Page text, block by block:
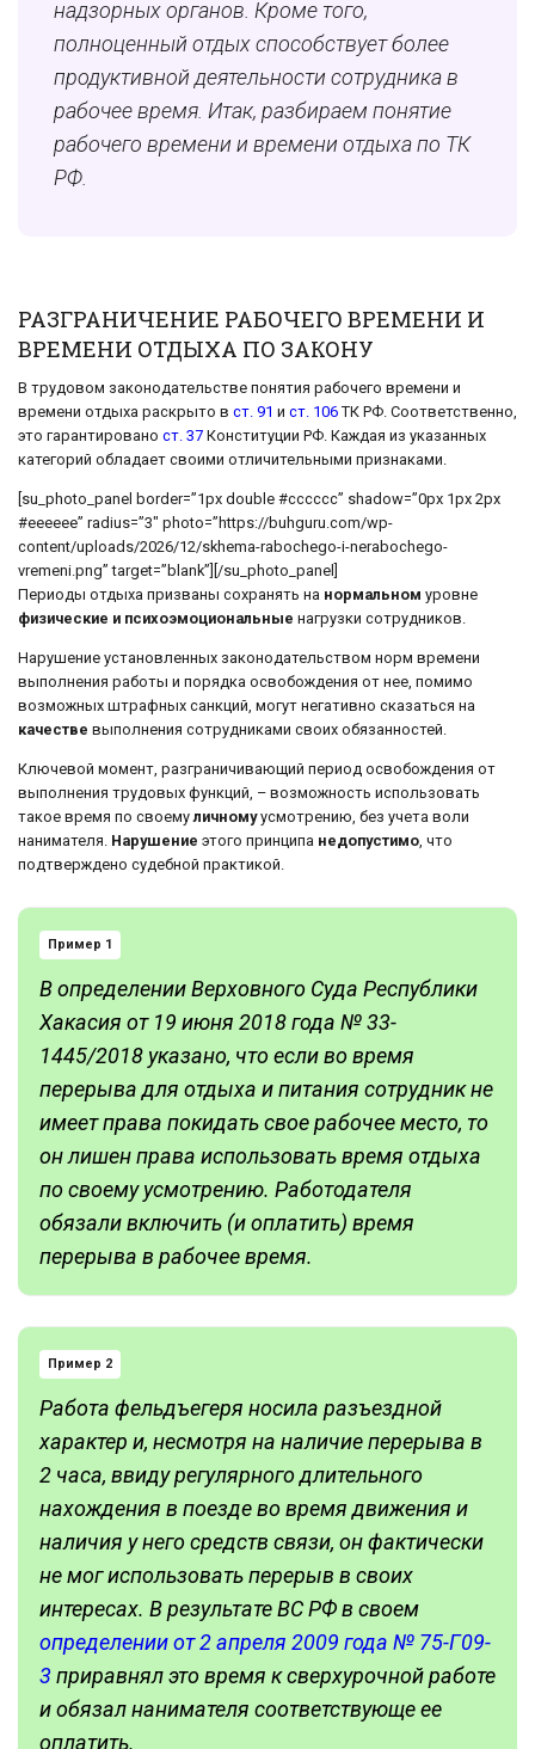
надзорных органов. Кроме того,
полноценный отдых способствует более
продуктивной деятельности сотрудника в
рабочее время. Итак, разбираем понятие
рабочего времени и времени отдыха по ТК
РФ.
РАЗГРАНИЧЕНИЕ РАБОЧЕГО ВРЕМЕНИ И
ВРЕМЕНИ ОТДЫХА ПО ЗАКОНУ
В трудовом законодательстве понятия рабочего времени и
времени отдыха раскрыто в ст. 91 и ст. 106 ТК РФ. Соответственно,
это гарантировано ст. 37 Конституции РФ. Каждая из указанных
категорий обладает своими отличительными признаками.
[su_photo_panel border=”1px double #cccccc” shadow=”0px 1px 2px
#eeeeee” radius=”3″ photo=”https://buhguru.com/wp-
content/uploads/2026/12/skhema-rabochego-i-nerabochego-
vremeni.png” target=”blank”][/su_photo_panel]
Периоды отдыха призваны сохранять на нормальном уровне
физические и психоэмоциональные нагрузки сотрудников.
Нарушение установленных законодательством норм времени
выполнения работы и порядка освобождения от нее, помимо
возможных штрафных санкций, могут негативно сказаться на
качестве выполнения сотрудниками своих обязанностей.
Ключевой момент, разграничивающий период освобождения от
выполнения трудовых функций, – возможность использовать
такое время по своемуличномуусмотрению, без учета воли
нанимателя. Нарушение этого принципа недопустимо , что
подтверждено судебной практикой.
Пример 1
В определении Верховного Суда Республики
Хакасия от 19 июня 2018 года № 33-
1445/2018 указано, что если во время
перерыва для отдыха и питания сотрудник не
имеет права покидать свое рабочее место, то
он лишен права использовать время отдыха
по своему усмотрению. Работодателя
обязали включить (и оплатить) время
перерыва в рабочее время.
Пример 2
Работа фельдъегеря носила разъездной
характер и, несмотря на наличие перерыва в
2 часа, ввиду регулярного длительного
нахождения в поезде во время движения и
наличия у него средств связи, он фактически
не мог использовать перерыв в своих
интересах. В результате ВС РФ в своем
определении от 2 апреля 2009 года № 75-Г09-
3приравнял это время к сверхурочной работе
и обязал нанимателя соответствующе ее
оплатить.